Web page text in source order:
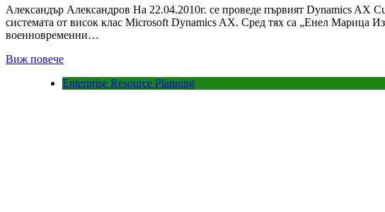
Александър Александров На 22.04.2010г. се проведе първият Dynamics AX
системата от висок клас Microsoft Dynamics AX. Сред тях са „Енел
военновременни…
Виж повече
Enterprise Resource Planning